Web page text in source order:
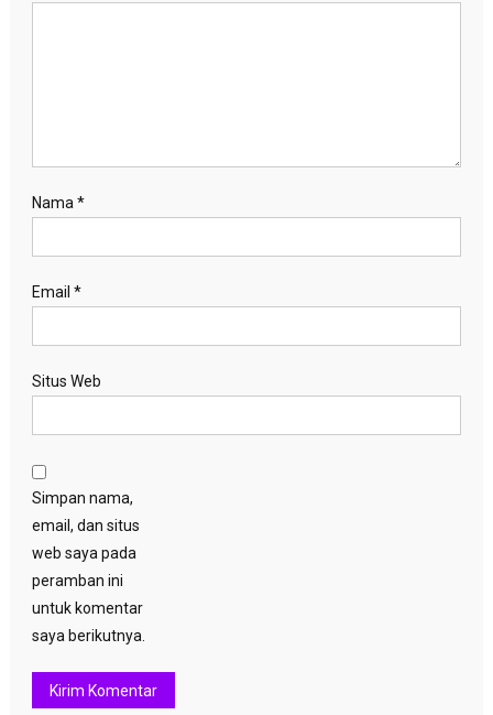
Nama*
Email *
Situs Web
Simpan nama,
email, dan situs
web saya pada
peramban ini
untuk komentar
saya berikutnya.